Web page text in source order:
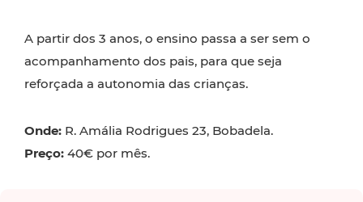
A partir dos 3 anos, o ensino passa a ser sem o
acompanhamento dos pais, para que seja
reforçada a autonomia das crianças.
Onde: R. Amália Rodrigues 23, Bobadela.
Preço: 40€ por mês.